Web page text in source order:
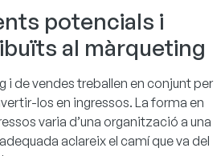
potencials i
al màrqueting
i de vendes treballen en conjunt per
los en ingressos. La forma en
varia d’una organització a una
aclareix el camí que va del